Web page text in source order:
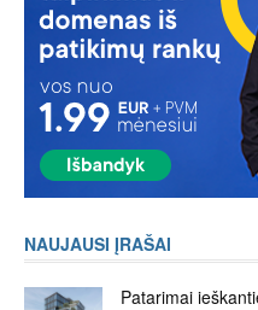
NAUJAUSI ĮRAŠAI
Patarimai